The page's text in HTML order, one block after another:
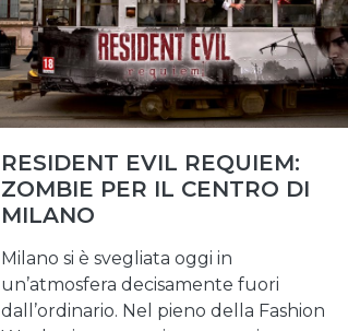
RESIDENT EVIL REQUIEM:
ZOMBIE PER IL CENTRO DI
MILANO
Milano si è svegliata oggi in
un’atmosfera decisamente fuori
dall’ordinario. Nel pieno della Fashion